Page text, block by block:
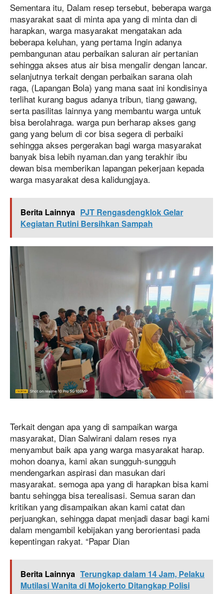
Sementara itu, Dalam resep tersebut, beberapa warga
masyarakat saat di minta apa yang di minta dan di
harapkan, warga masyarakat mengatakan ada
beberapa keluhan, yang pertama Ingin adanya
pembangunan atau perbaikan saluran air pertanian
sehingga akses atus air bisa mengalir dengan lancar.
selanjutnya terkait dengan perbaikan sarana olah
raga, (Lapangan Bola) yang mana saat ini kondisinya
terlihat kurang bagus adanya tribun, tiang gawang,
serta pasilitas lainnya yang membantu warga untuk
bisa berolahraga. warga pun berharap akses gang
gang yang belum di cor bisa segera di perbaiki
sehingga akses pergerakan bagi warga masyarakat
banyak bisa lebih nyaman.dan yang terakhir ibu
dewan bisa memberikan lapangan pekerjaan kepada
warga masyarakat desa kalidungjaya.
Berita Lainnya PJT Rengasdengklok Gelar
Kegiatan Rutini Bersihkan Sampah
Terkait dengan apa yang di sampaikan warga
masyarakat, Dian Salwirani dalam reses nya
menyambut baik apa yang warga masyarakat harap.
mohon doanya, kami akan sungguh-sungguh
mendengarkan aspirasi dan masukan dari
masyarakat. semoga apa yang di harapkan bisa kami
bantu sehingga bisa terealisasi. Semua saran dan
kritikan yang disampaikan akan kami catat dan
perjuangkan, sehingga dapat menjadi dasar bagi kami
dalam mengambil kebijakan yang berorientasi pada
kepentingan rakyat. “Papar Dian
Berita Lainnya Terungkap dalam 14 Jam, Pelaku
Mutilasi Wanita di Mojokerto Ditangkap Polisi